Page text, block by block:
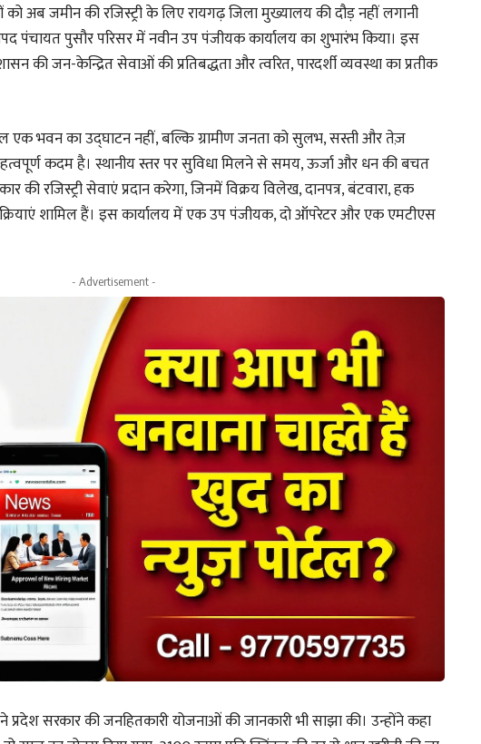
अब जमीन की रजिस्ट्री के लिए रायगढ़ जिला मुख्यालय की दौड़ नहीं लगानी
पंचायत पुसौर परिसर में नवीन उप पंजीयक कार्यालय का शुभारंभ किया। इस
की जन-केन्द्रित सेवाओं की प्रतिबद्धता और त्वरित, पारदर्शी व्यवस्था का प्रतीक
एक भवन का उद्घाटन नहीं, बल्कि ग्रामीण जनता को सुलभ, सस्ती और तेज़
कदम है। स्थानीय स्तर पर सुविधा मिलने से समय, ऊर्जा और धन की बचत
की रजिस्ट्री सेवाएं प्रदान करेगा, जिनमें विक्रय विलेख, दानपत्र, बंटवारा, हक
शामिल हैं। इस कार्यालय में एक उप पंजीयक, दो ऑपरेटर और एक एमटीएस
- Advertisement -
प्रदेश सरकार की जनहितकारी योजनाओं की जानकारी भी साझा की। उन्होंने कहा